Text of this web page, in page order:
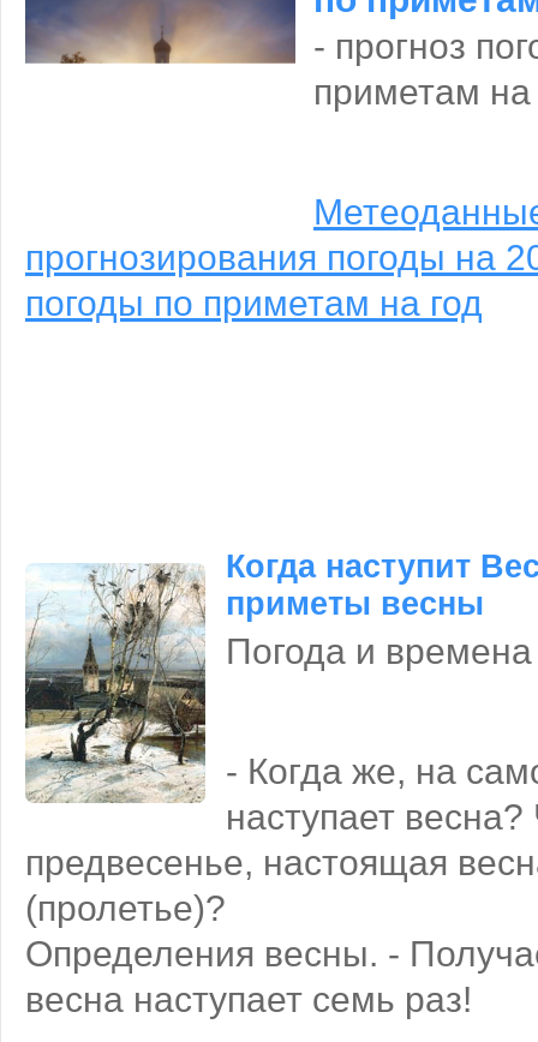
- прогноз
приметам на
прогнозирования погоды на
погоды по приметам на год
Когда наступит
приметы весны
Погода и времена
- Когда же, на
наступает весна?
предвесенье, настоящая
(пролетье)?
Определения весны. -
весна наступает семь раз!